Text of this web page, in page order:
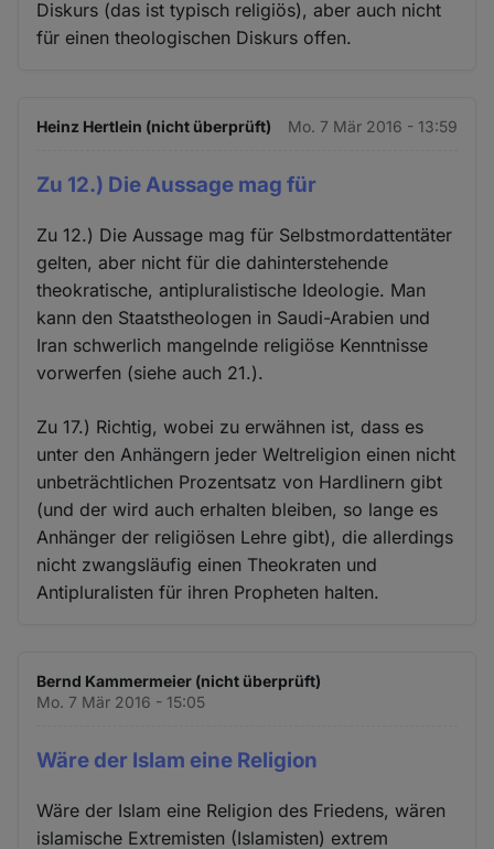
Diskurs (das ist typisch religiös), aber auch nicht
für einen theologischen Diskurs offen.
Heinz Hertlein (nicht überprüft) Mo. 7 Mär 2016 - 13:59
Zu 12.) Die Aussage mag für
Zu 12.) Die Aussage mag für Selbstmordattentäter
gelten, aber nicht für die dahinterstehende
theokratische, antipluralistische Ideologie. Man
kann den Staatstheologen in Saudi-Arabien und
Iran schwerlich mangelnde religiöse Kenntnisse
vorwerfen (siehe auch 21.).
Zu 17.) Richtig, wobei zu erwähnen ist, dass es
unter den Anhängern jeder Weltreligion einen nicht
unbeträchtlichen Prozentsatz von Hardlinern gibt
(und der wird auch erhalten bleiben, so lange es
Anhänger der religiösen Lehre gibt), die allerdings
nicht zwangsläufig einen Theokraten und
Antipluralisten für ihren Propheten halten.
Bernd Kammermeier (nicht überprüft)
Mo. 7 Mär 2016 - 15:05
Wäre der Islam eine Religion
Wäre der Islam eine Religion des Friedens, wären
islamische Extremisten (Islamisten) extrem